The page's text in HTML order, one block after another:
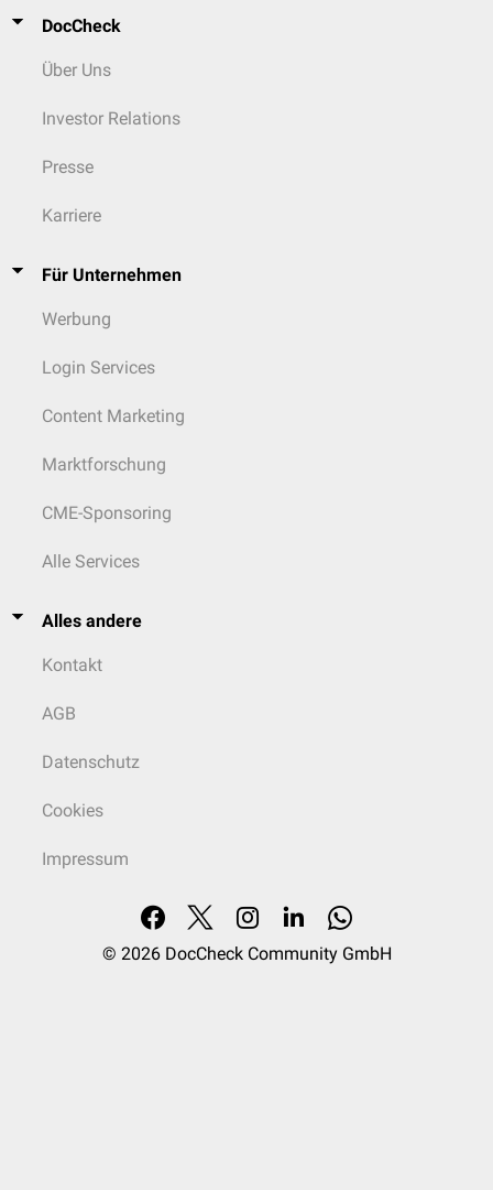
DocCheck
Über Uns
Investor Relations
Presse
Karriere
Für Unternehmen
Werbung
Login Services
Content Marketing
Marktforschung
CME-Sponsoring
Alle Services
Alles andere
Kontakt
AGB
Datenschutz
Cookies
Impressum
© 2026 DocCheck Community GmbH